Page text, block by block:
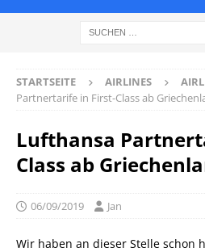
STARTSEITE AIRLINES
Partnertarife in First-Class ab
Lufthansa
Class ab
06/09/2019 Jan
Wir haben an dieser Stelle schon